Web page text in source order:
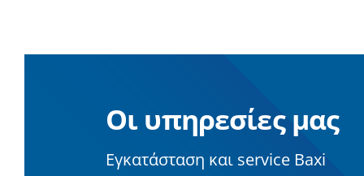
Οι υπηρεσίες μας
Εγκατάσταση και service Baxi